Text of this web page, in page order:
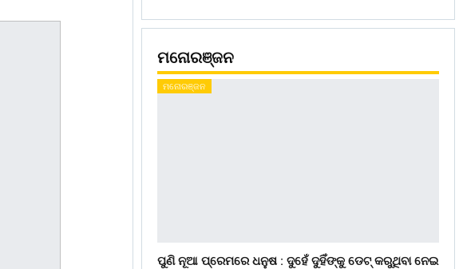
ମନୋରଞ୍ଜନ
ମନୋରଞ୍ଜନ
ପୁଣି ନୂଆ ପ୍ରେମରେ ଧନୁଷ : ଦୁହେଁ ଦୁହିଁଙ୍କୁ ଡେଟ୍ କରୁଥିବା ନେଇ